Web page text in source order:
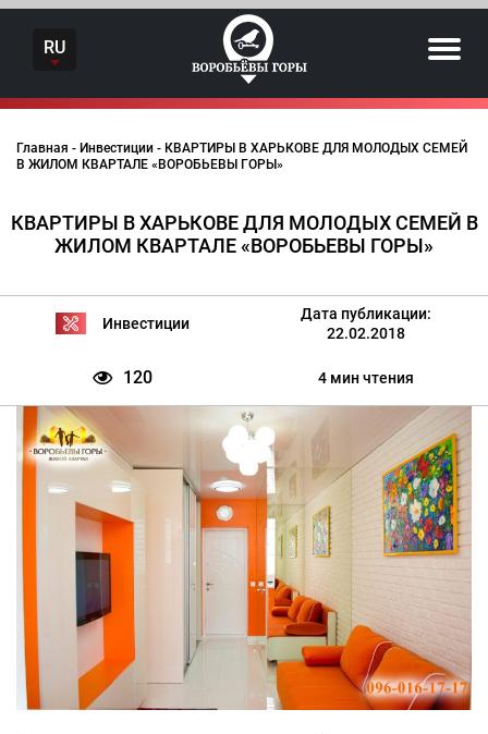
Skip
contentRU
Главная - Инвестиции - КВАРТИРЫ В ХАРЬКОВЕ ДЛЯ МОЛОДЫХ СЕМЕЙ
В ЖИЛОМ КВАРТАЛЕ «ВОРОБЬЕВЫ ГОРЫ»
КВАРТИРЫ В ХАРЬКОВЕ ДЛЯ МОЛОДЫХ СЕМЕЙ В
ЖИЛОМ КВАРТАЛЕ «ВОРОБЬЕВЫ ГОРЫ»
Инвестиции
Дата публикации:
22.02.2018
120 4 мин чтения